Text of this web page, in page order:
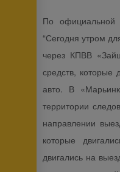
По официальной
“Сегодня утром
через КПВВ
средств, которые
авто. В
территории
направлении
которые
двигались на